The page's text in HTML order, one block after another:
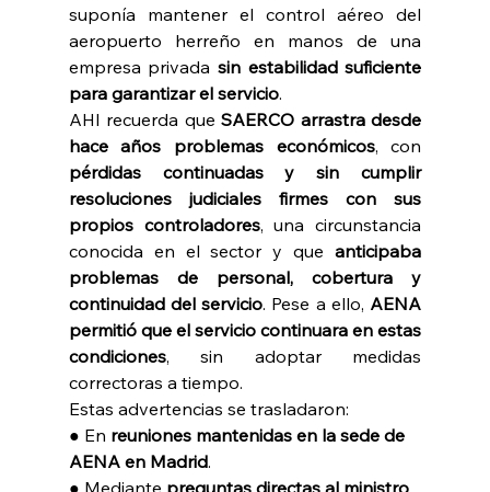
suponía mantener el control aéreo del
aeropuerto herreño en manos de una
empresa privada sin estabilidad suficiente
para garantizar el servicio.
AHI recuerda que SAERCO arrastra desde
hace años problemas económicos
pérdidas continuadas y sin cumplir
resoluciones judiciales firmes con sus
propios controladores, una circunstancia
conocida en el sector y que anticipaba
problemas de personal, cobertura y
continuidad del servicio. Pese a ello, AENA
permitió que el servicio continuara en estas
condiciones, sin adoptar medidas
correctoras a tiempo.
Estas advertencias se trasladaron:
● En reuniones mantenidas en la sede de
AENA en Madrid.
● Mediante preguntas directas al ministro